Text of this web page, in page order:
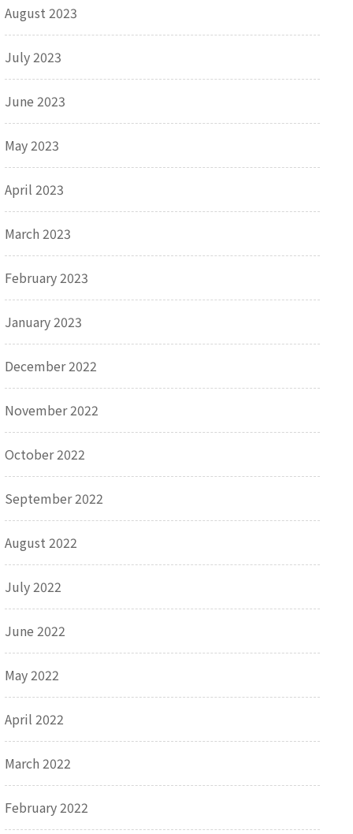
August 2023
July 2023
June 2023
May 2023
April 2023
March 2023
February 2023
January 2023
December 2022
November 2022
October 2022
September 2022
August 2022
July 2022
June 2022
May 2022
April 2022
March 2022
February 2022